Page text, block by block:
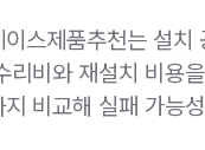
스제품추천는 설
리비와 재설치 비용
비교해 실패 가능